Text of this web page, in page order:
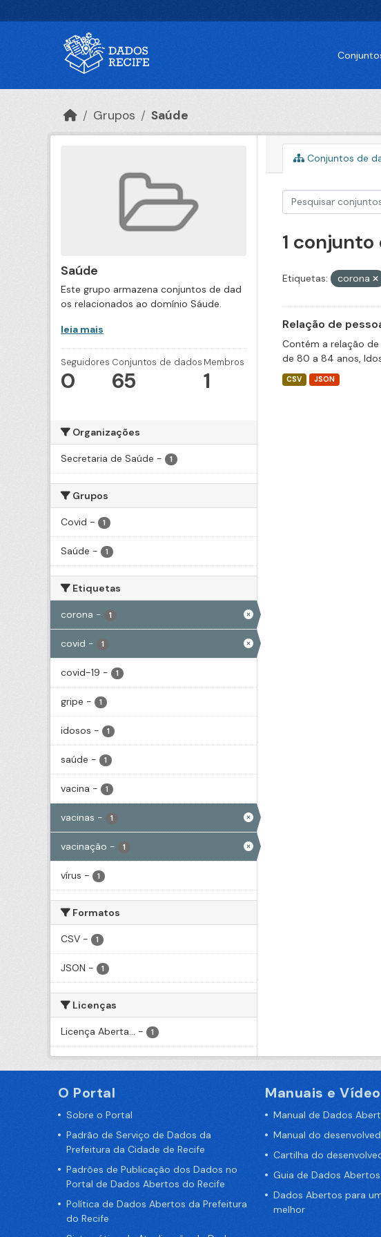
Grupos Saúde
Saúde
Este grupo armazena conjuntos de dad
os relacionados ao domínio Sáude.
leia mais
Seguidores
0
Conjuntos de dados
65
Membros
1
Organizações
Secretaria de Saúde - 1
Grupos
Covid - 1
Saúde - 1
Etiquetas
corona - 1
covid - 1
covid-19 - 1
gripe - 1
idosos - 1
saúde - 1
vacina - 1
vacinas - 1
vacinação - 1
vírus - 1
Formatos
CSV - 1
JSON - 1
Licenças
Licença Aberta... - 1
Conjuntos de
1
Etiquetas: corona
Relação de
Contém a relação
de 80 a 84 anos,
CSV JSON
O Portal
Sobre o Portal
Padrão de Serviço de Dados da
Prefeitura da Cidade de Recife
Padrões de Publicação dos Dados no
Portal de Dados Abertos do Recife
Política de Dados Abertos da Prefeitura
do Recife
Manuais e
Manual de Dados
Manual do
Cartilha do
Guia de Dados Abertos
Dados Abertos para
melhor